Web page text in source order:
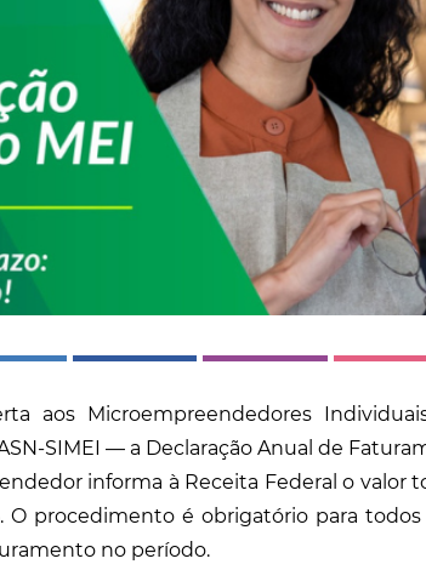
aos Microempreendedores
SIMEI — a Declaração Anual de
informa à Receita Federal o valor
O procedimento é obrigatório para todos
no período.